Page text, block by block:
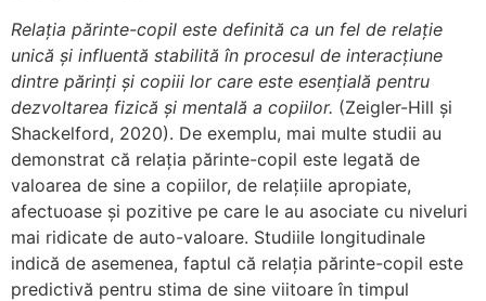
Relația părinte-copil este definită ca un fel de relație
unică și influentă stabilită în procesul de interacțiune
dintre părinți și copiii lor care este esențială pentru
dezvoltarea fizică și mentală a copiilor. (Zeigler-Hill și
Shackelford, 2020). De exemplu, mai multe studii au
demonstrat că relația părinte-copil este legată de
valoarea de sine a copiilor, de relațiile apropiate,
afectuoase și pozitive pe care le au asociate cu niveluri
mai ridicate de auto-valoare. Studiile longitudinale
indică de asemenea, faptul că relația părinte-copil este
predictivă pentru stima de sine viitoare în timpul